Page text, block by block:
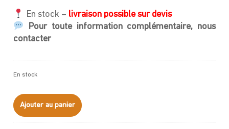
En stock – livraison possible sur devis
Pour toute information complémentaire, nous
contacter
En stock
quantité
de
ROTISSOIRE
Ajouter au panier